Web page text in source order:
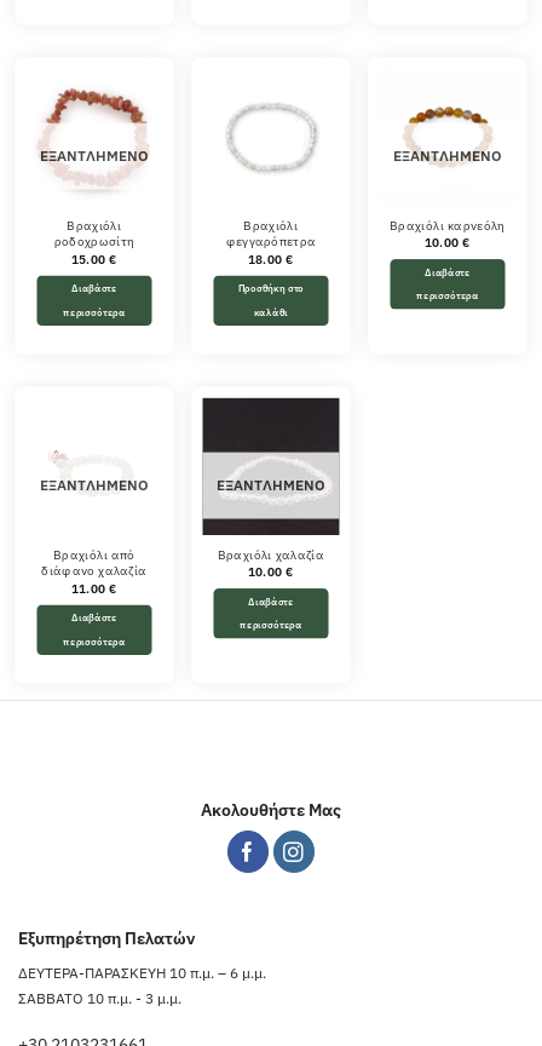
ΕΞΑΝΤΛΗΜΈΝΟ
Βραχιόλι
ροδοχρωσίτη
15.00€
Διαβάστε
περισσότερα
Βραχιόλι
φεγγαρόπετρα
18.00€
Προσθήκη στο
καλάθι
ΕΞΑΝΤΛΗΜΈΝΟ
Βραχιόλι καρνεόλη
10.00€
Διαβάστε
περισσότερα
ΕΞΑΝΤΛΗΜΈΝΟ
Βραχιόλι από
διάφανο χαλαζία
11.00€
Διαβάστε
περισσότερα
ΕΞΑΝΤΛΗΜΈΝΟ
Βραχιόλι χαλαζία
10.00€
Διαβάστε
περισσότερα
Ακολουθήστε Μας
Εξυπηρέτηση Πελατών
ΔΕΥΤΕΡΑ-ΠΑΡΑΣΚΕΥΗ 10 π.μ. – 6 μ.μ.
ΣΑΒΒΑΤΟ 10 π.μ. - 3 μ.μ.